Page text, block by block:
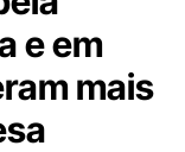
e em
mais